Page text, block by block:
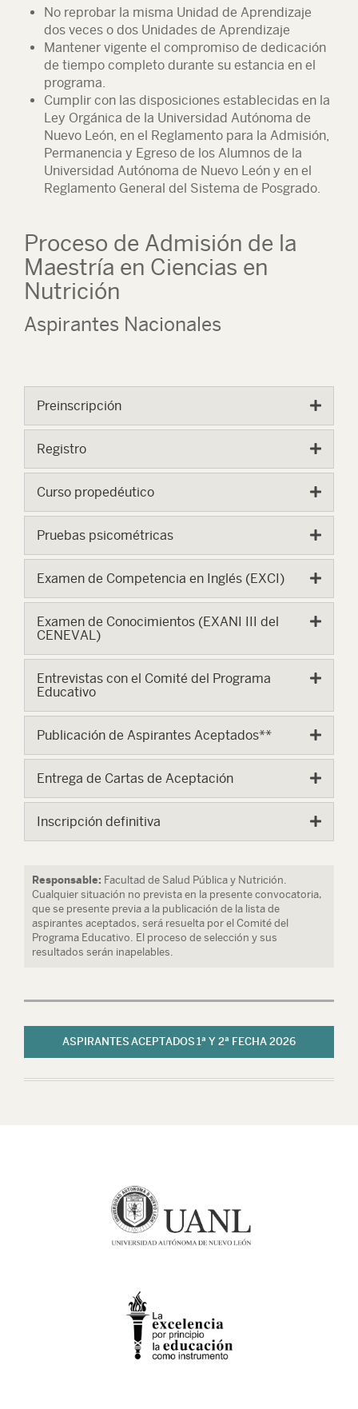
No reprobar la misma Unidad de Aprendizaje
dos veces o dos Unidades de Aprendizaje
Mantener vigente el compromiso de dedicación
de tiempo completo durante su estancia en el
programa.
Cumplir con las disposiciones establecidas en la
Ley Orgánica de la Universidad Autónoma de
Nuevo León, en el Reglamento para la Admisión,
Permanencia y Egreso de los Alumnos de la
Universidad Autónoma de Nuevo León y en el
Reglamento General del Sistema de Posgrado.
Proceso de Admisión de la
Maestría en Ciencias en
Nutrición
Aspirantes Nacionales
Preinscripción
Registro
Curso propedéutico
Pruebas psicométricas
Examen de Competencia en Inglés (EXCI)
Examen de Conocimientos (EXANI III del
CENEVAL)
Entrevistas con el Comité del Programa
Educativo
Publicación de Aspirantes Aceptados**
Entrega de Cartas de Aceptación
Inscripción definitiva
Responsable: Facultad de Salud Pública y Nutrición.
Cualquier situación no prevista en la presente convocatoria,
que se presente previa a la publicación de la lista de
aspirantes aceptados, será resuelta por el Comité del
Programa Educativo. El proceso de selección y sus
resultados serán inapelables.
ASPIRANTES ACEPTADOS 1ª Y 2ª FECHA 2026